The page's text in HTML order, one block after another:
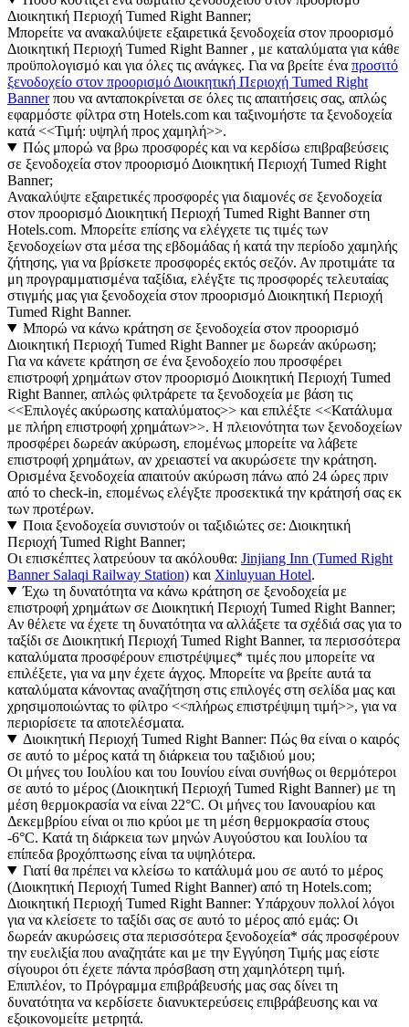
Διοικητική Περιοχή Tumed Right Banner;
Μπορείτε να ανακαλύψετε εξαιρετικά ξενοδοχεία στον προορισμό
Διοικητική Περιοχή Tumed Right Banner , με καταλύματα για κάθε
προϋπολογισμό και για όλες τις ανάγκες. Για να βρείτε ένα προσιτό
ξενοδοχείο στον προορισμό Διοικητική Περιοχή Tumed Right
Bannerπου να ανταποκρίνεται σε όλες τις απαιτήσεις σας, απλώς
εφαρμόστε φίλτρα στη Hotels.com και ταξινομήστε τα ξενοδοχεία
κατά <<Τιμή: υψηλή προς χαμηλή>>.
Πώς μπορώ να βρω προσφορές και να κερδίσω επιβραβεύσεις
σε ξενοδοχεία στον προορισμό Διοικητική Περιοχή Tumed Right
Banner;
Ανακαλύψτε εξαιρετικές προσφορές για διαμονές σε ξενοδοχεία
στον προορισμό Διοικητική Περιοχή Tumed Right Banner στη
Hotels.com. Μπορείτε επίσης να ελέγχετε τις τιμές των
ξενοδοχείων στα μέσα της εβδομάδας ή κατά την περίοδο χαμηλής
ζήτησης, για να βρίσκετε προσφορές εκτός σεζόν. Αν προτιμάτε τα
μη προγραμματισμένα ταξίδια, ελέγξτε τις προσφορές τελευταίας
στιγμής μας για ξενοδοχεία στον προορισμό Διοικητική Περιοχή
Tumed Right Banner.
Μπορώ να κάνω κράτηση σε ξενοδοχεία στον προορισμό
Διοικητική Περιοχή Tumed Right Banner με δωρεάν ακύρωση;
Για να κάνετε κράτηση σε ένα ξενοδοχείο που προσφέρει
επιστροφή χρημάτων στον προορισμό Διοικητική Περιοχή Tumed
Right Banner, απλώς φιλτράρετε τα ξενοδοχεία με βάση τις
<<Επιλογές ακύρωσης καταλύματος>> και επιλέξτε <<Κατάλυμα
με πλήρη επιστροφή χρημάτων>>. Η πλειονότητα των ξενοδοχείων
προσφέρει δωρεάν ακύρωση, επομένως μπορείτε να λάβετε
επιστροφή χρημάτων, αν χρειαστεί να ακυρώσετε την κράτηση.
Ορισμένα ξενοδοχεία απαιτούν ακύρωση πάνω από 24 ώρες πριν
από το check-in, επομένως ελέγξτε προσεκτικά την κράτησή σας εκ
των προτέρων.
Ποια ξενοδοχεία συνιστούν οι ταξιδιώτες σε: Διοικητική
Περιοχή Tumed Right Banner;
Οι επισκέπτες λατρεύουν τα ακόλουθα: Jinjiang Inn (Tumed Right
Banner Salaqi Railway Station) και Xinluyuan Hotel.
Έχω τη δυνατότητα να κάνω κράτηση σε ξενοδοχεία με
επιστροφή χρημάτων σε Διοικητική Περιοχή Tumed Right Banner;
Αν θέλετε να έχετε τη δυνατότητα να αλλάξετε τα σχέδιά σας για το
ταξίδι σε Διοικητική Περιοχή Tumed Right Banner, τα περισσότερα
καταλύματα προσφέρουν επιστρέψιμες* τιμές που μπορείτε να
επιλέξετε, για να μην έχετε άγχος. Μπορείτε να βρείτε αυτά τα
καταλύματα κάνοντας αναζήτηση στις επιλογές στη σελίδα μας και
χρησιμοποιώντας το φίλτρο <<πλήρως επιστρέψιμη τιμή>>, για να
περιορίσετε τα αποτελέσματα.
Διοικητική Περιοχή Tumed Right Banner: Πώς θα είναι ο καιρός
σε αυτό το μέρος κατά τη διάρκεια του ταξιδιού μου;
Οι μήνες του Ιουλίου και του Ιουνίου είναι συνήθως οι θερμότεροι
σε αυτό το μέρος (Διοικητική Περιοχή Tumed Right Banner) με τη
μέση θερμοκρασία να είναι 22°C. Οι μήνες του Ιανουαρίου και
Δεκεμβρίου είναι οι πιο κρύοι με τη μέση θερμοκρασία στους
-6°C. Κατά τη διάρκεια των μηνών Αυγούστου και Ιουλίου τα
επίπεδα βροχόπτωσης είναι τα υψηλότερα.
Γιατί θα πρέπει να κλείσω το κατάλυμά μου σε αυτό το μέρος
(Διοικητική Περιοχή Tumed Right Banner) από τη Hotels.com;
Διοικητική Περιοχή Tumed Right Banner: Υπάρχουν πολλοί λόγοι
για να κλείσετε το ταξίδι σας σε αυτό το μέρος από εμάς: Οι
δωρεάν ακυρώσεις στα περισσότερα ξενοδοχεία* σάς προσφέρουν
την ευελιξία που αναζητάτε και με την Εγγύηση Τιμής μας είστε
σίγουροι ότι έχετε πάντα πρόσβαση στη χαμηλότερη τιμή.
Επιπλέον, το Πρόγραμμα επιβράβευσής μας σας δίνει τη
δυνατότητα να κερδίσετε διανυκτερεύσεις επιβράβευσης και να
εξοικονομείτε μετρητά.